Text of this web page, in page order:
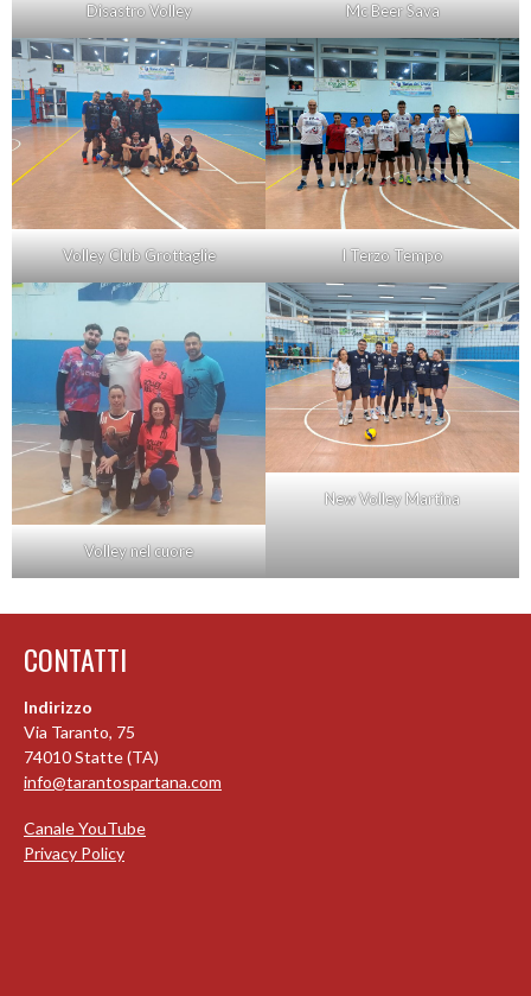
Disastro Volley Mc Beer Sava
Volley Club Grottaglie I Terzo Tempo
Volley nel cuore
New Volley Martina
CONTATTI
Indirizzo
Via Taranto, 75
74010 Statte (TA)
info@tarantospartana.com
Canale YouTube
Privacy Policy